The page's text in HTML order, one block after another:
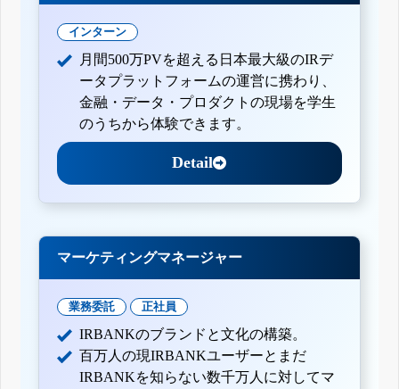
インターン
月間500万PVを超える日本最大級のIRデ
ータプラットフォームの運営に携わり、
金融・データ・プロダクトの現場を学生
のうちから体験できます。
Detail
マーケティングマネージャー
業務委託 正社員
IRBANKのブランドと文化の構築。
百万人の現IRBANKユーザーとまだ
IRBANKを知らない数千万人に対してマ